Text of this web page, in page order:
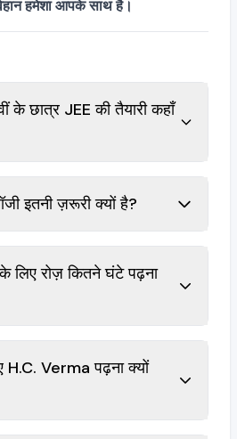
हमेशा आपके साथ है।
के छात्र JEE की तैयारी कहाँ
इतनी ज़रूरी क्यों है?
लिए रोज़ कितने घंटे पढ़ना
Verma पढ़ना क्यों